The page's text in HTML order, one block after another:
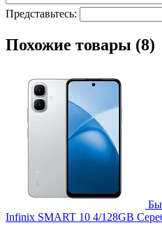
Представьтесь:
Похожие товары (8)
Infinix SMART 10 4/128GB